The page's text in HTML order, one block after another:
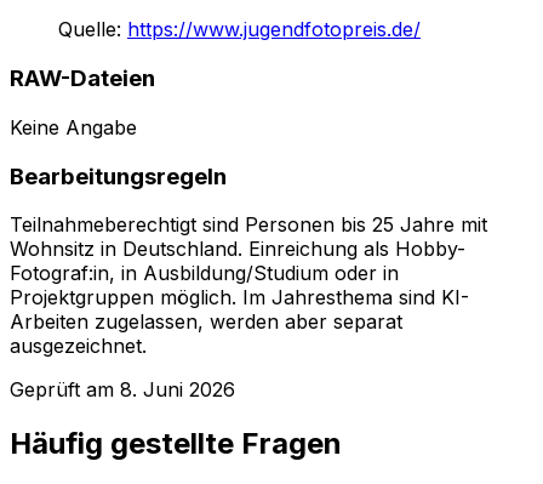
Quelle: https://www.jugendfotopreis.de/
RAW-Dateien
Keine Angabe
Bearbeitungsregeln
Teilnahmeberechtigt sind Personen bis 25 Jahre mit
Wohnsitz in Deutschland. Einreichung als Hobby-
Fotograf:in, in Ausbildung/Studium oder in
Projektgruppen möglich. Im Jahresthema sind KI-
Arbeiten zugelassen, werden aber separat
ausgezeichnet.
Geprüft am 8. Juni 2026
Häufig gestellte Fragen